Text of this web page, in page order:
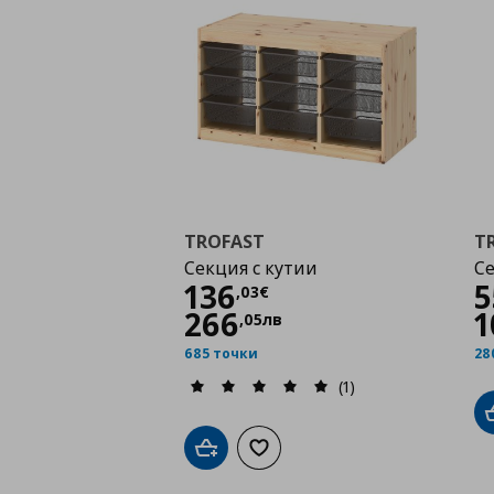
TROFAST
Секция с кутии
136,03€
Цена
266,05лв
685 точки
(1)
Добави в кошницата
Добави към списъка с любими